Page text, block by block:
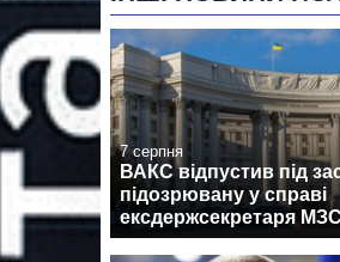
7 серпня
ВАКС відпустив під
підозрювану у справі
ексдержсекретаря МЗС